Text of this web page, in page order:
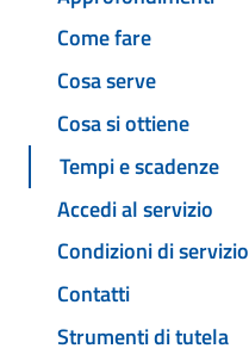
Come fare
Cosa serve
Cosa si ottiene
Tempi e scadenze
Accedi al servizio
Condizioni di servizio
Contatti
Strumenti di tutela